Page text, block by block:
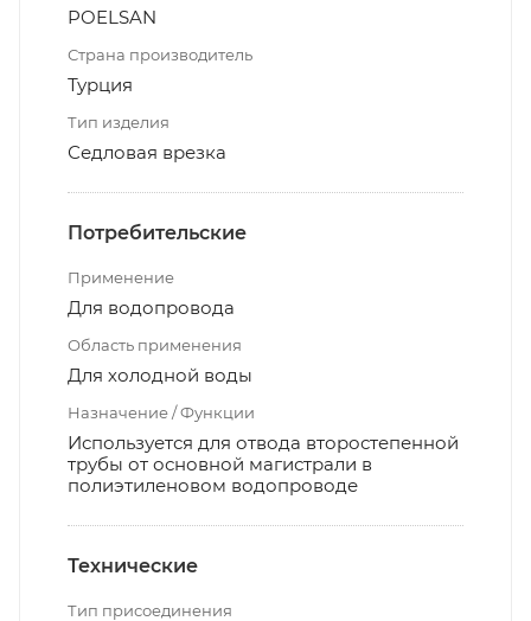
POELSAN
Страна производитель
Турция
Тип изделия
Седловая врезка
Потребительские
Применение
Для водопровода
Область применения
Для холодной воды
Назначение / Функции
Используется для отвода второстепенной
трубы от основной магистрали в
полиэтиленовом водопроводе
Технические
Тип присоединения